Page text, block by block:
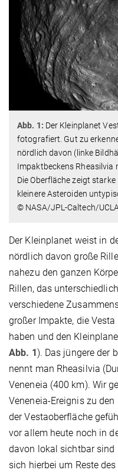
Abb. 1: Der Kleinplanet
fotografiert. Gut zu
nördlich davon (linke
Impaktbeckens Rheasilvia
Die Oberfläche zeigt
kleinere Asteroiden
© NASA/JPL-Caltech/
Der Kleinplanet weist in
nördlich davon große
nahezu den ganzen
Rillen, das
verschiedene
großer Impakte, die
haben und den
Abb. 1). Das jüngere der
nennt man Rheasilvia
Veneneia (400 km). Wir
Veneneia-Ereignis zu
der Vestaoberfläche
vor allem heute noch in
davon lokal sichtbar sind
sich hierbei um Reste